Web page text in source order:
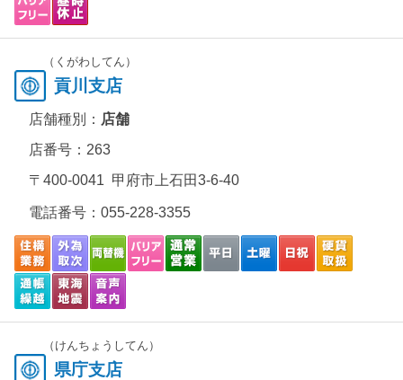
（くがわしてん）
貢川支店
店舗種別： 店舗
店番号：263
〒400-0041 甲府市上石田3-6-40
電話番号： 055-228-3355
（けんちょうしてん）
県庁支店